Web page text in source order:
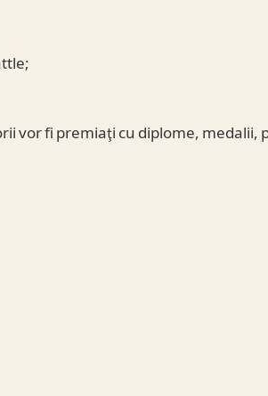
vor fi premiaţi cu diplome, medalii,